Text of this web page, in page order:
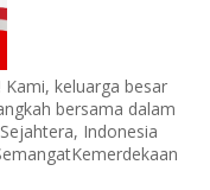
Kami, keluarga besar
bersama dalam
Indonesia